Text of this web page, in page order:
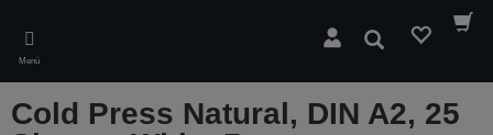
main
content
Menü
Suchen
Cold Press Natural, DIN A2, 25